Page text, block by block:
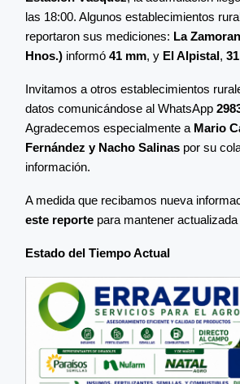
las 18:00. Algunos establecimientos
reportaron sus mediciones: La
Hnos.) informó 41 mm, y El Alpistal,
Invitamos a otros establecimientos
datos comunicándose al WhatsApp
Agradecemos especialmente a Mario
Fernández y Nacho Salinas por su
información.
A medida que recibamos nueva
este reporte para mantener
Estado del Tiempo Actual